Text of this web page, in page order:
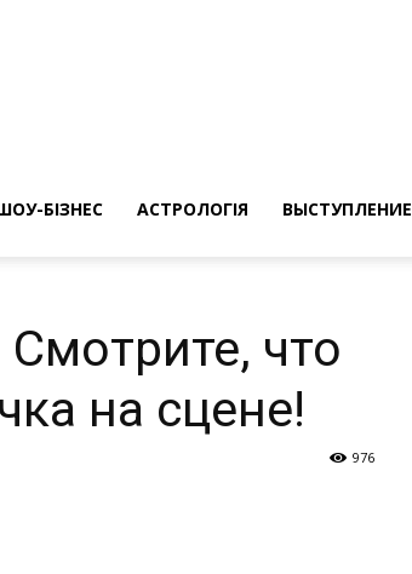
БІЗНЕС АСТРОЛОГІЯ ВЫСТУПЛЕНИЕ
что
на сцене!
976